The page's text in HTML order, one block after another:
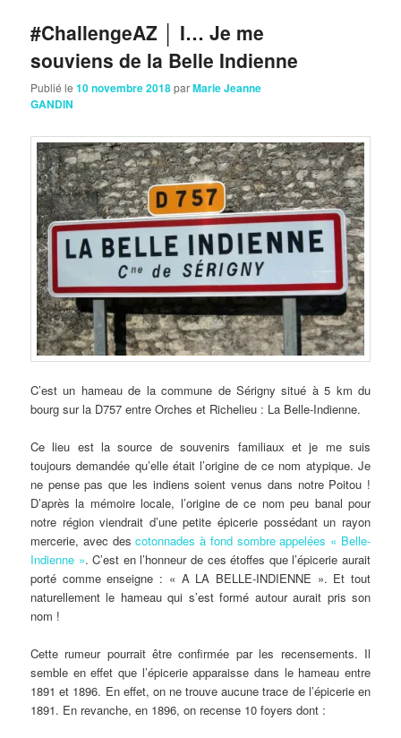
#ChallengeAZ │ I… Je me
souviens de la Belle Indienne
Publié le10 novembre 2018parMarie Jeanne
GANDIN
C’est un hameau de la commune de Sérigny situé à 5 km du
bourg sur la D757 entre Orches et Richelieu : La Belle-Indienne.
Ce lieu est la source de souvenirs familiaux et je me suis
toujours demandée qu’elle était l’origine de ce nom atypique. Je
ne pense pas que les indiens soient venus dans notre Poitou !
D’après la mémoire locale, l’origine de ce nom peu banal pour
notre région viendrait d’une petite épicerie possédant un rayon
mercerie, avec descotonnades à fond sombre appelées « Belle-
Indienne ». C’est en l’honneur de ces étoffes que l’épicerie aurait
porté comme enseigne : « A LA BELLE-INDIENNE ». Et tout
naturellement le hameau qui s’est formé autour aurait pris son
nom !
Cette rumeur pourrait être confirmée par les recensements. Il
semble en effet que l’épicerie apparaisse dans le hameau entre
1891 et 1896. En effet, on ne trouve aucune trace de l’épicerie en
1891. En revanche, en 1896, on recense 10 foyers dont :